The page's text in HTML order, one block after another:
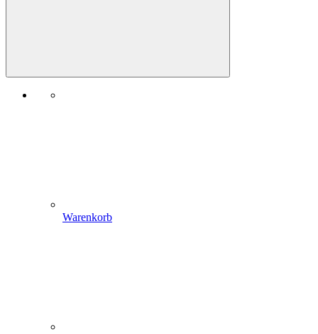
Warenkorb